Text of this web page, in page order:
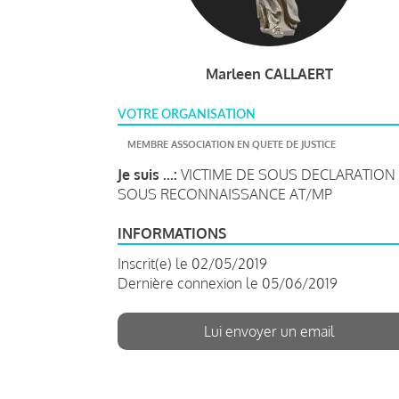
Marleen CALLAERT
VOTRE ORGANISATION
MEMBRE ASSOCIATION EN QUETE DE JUSTICE
Je suis ...: VICTIME DE SOUS DECLARATION
SOUS RECONNAISSANCE AT/MP
INFORMATIONS
Inscrit(e) le 02/05/2019
Dernière connexion le 05/06/2019
Lui envoyer un email